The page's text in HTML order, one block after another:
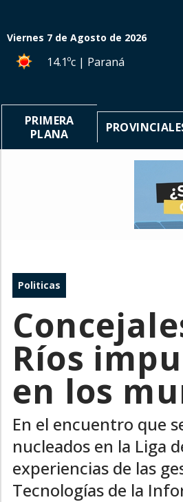
Viernes 7 de Agosto de 2026
14.1ºc | Paraná
PRIMERA
PLANA
Politicas
Ríos
en los
En el encuentro que
nucleados en la Liga
experiencias de las
Tecnologías de la